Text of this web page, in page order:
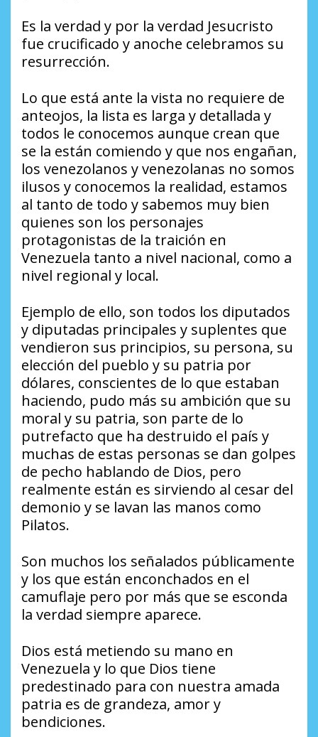
Es la verdad y por la verdad Jesucristo
fue crucificado y anoche celebramos su
resurrección.
Lo que está ante la vista no requiere de
anteojos, la lista es larga y detallada y
todos le conocemos aunque crean que
se la están comiendo y que nos engañan,
los venezolanos y venezolanas no somos
ilusos y conocemos la realidad, estamos
al tanto de todo y sabemos muy bien
quienes son los personajes
protagonistas de la traición en
Venezuela tanto a nivel nacional, como a
nivel regional y local.
Ejemplo de ello, son todos los diputados
y diputadas principales y suplentes que
vendieron sus principios, su persona, su
elección del pueblo y su patria por
dólares, conscientes de lo que estaban
haciendo, pudo más su ambición que su
moral y su patria, son parte de lo
putrefacto que ha destruido el país y
muchas de estas personas se dan golpes
de pecho hablando de Dios, pero
realmente están es sirviendo al cesar del
demonio y se lavan las manos como
Pilatos.
Son muchos los señalados públicamente
y los que están enconchados en el
camuflaje pero por más que se esconda
la verdad siempre aparece.
Dios está metiendo su mano en
Venezuela y lo que Dios tiene
predestinado para con nuestra amada
patria es de grandeza, amor y
bendiciones.